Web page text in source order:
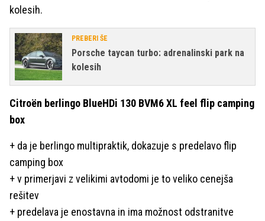
kolesih.
PREBERI ŠE
Porsche taycan turbo: adrenalinski park na
kolesih
Citroën berlingo BlueHDi 130 BVM6 XL feel flip camping
box
+ da je berlingo multipraktik, dokazuje s predelavo flip
camping box
+ v primerjavi z velikimi avtodomi je to veliko cenejša
rešitev
+ predelava je enostavna in ima možnost odstranitve